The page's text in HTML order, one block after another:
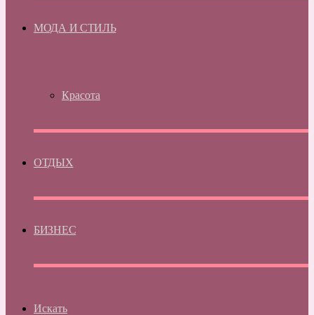
МОДА И СТИЛЬ
Красота
ОТДЫХ
БИЗНЕС
Искать